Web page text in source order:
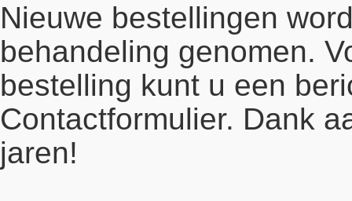
Nieuwe bestellingen
behandeling genomen.
bestelling kunt u een
Contactformulier. Dank
jaren!